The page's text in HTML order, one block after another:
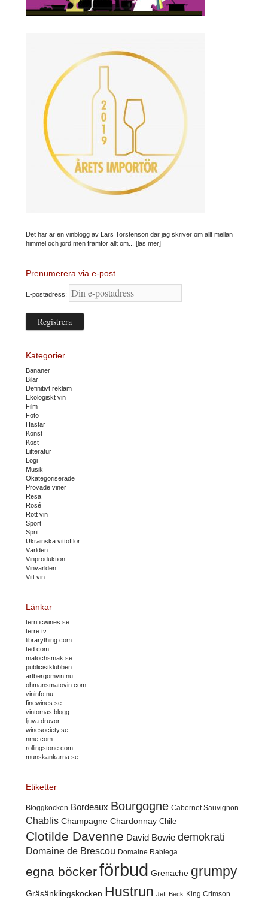
Det här är en vinblogg av Lars Torstenson där jag skriver om allt mellan
himmel och jord men framför allt om... [läs mer]
Prenumerera via e-post
E-postadress:
Kategorier
Bananer
Bilar
Definitivt reklam
Ekologiskt vin
Film
Foto
Hästar
Konst
Kost
Litteratur
Logi
Musik
Okategoriserade
Provade viner
Resa
Rosé
Rött vin
Sport
Sprit
Ukrainska vittofflor
Världen
Vinproduktion
Vinvärlden
Vitt vin
Länkar
terrificwines.se
terre.tv
librarything.com
ted.com
matochsmak.se
publicistklubben
artbergomvin.nu
ohmansmatovin.com
vininfo.nu
finewines.se
vintomas blogg
ljuva druvor
winesociety.se
nme.com
rollingstone.com
munskankarna.se
Etiketter
Bloggkocken Bordeaux Bourgogne Cabernet Sauvignon
Chablis Champagne Chardonnay Chile
Clotilde Davenne David Bowie demokrati
Domaine de Brescou Domaine Rabiega
egna böckerförbud Grenache grumpy
Gräsänklingskocken Hustrun Jeff Beck King Crimson